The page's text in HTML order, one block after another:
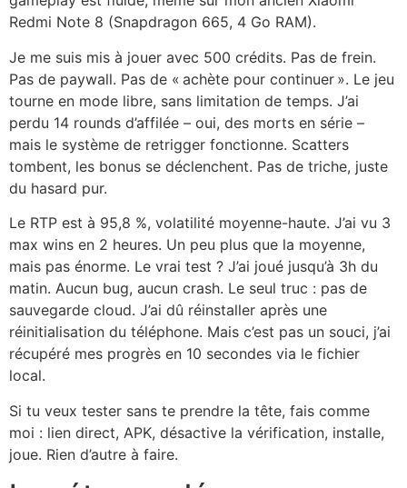
Redmi Note 8 (Snapdragon 665, 4 Go RAM).
Je me suis mis à jouer avec 500 crédits. Pas de frein.
Pas de paywall. Pas de « achète pour continuer ». Le jeu
tourne en mode libre, sans limitation de temps. J’ai
perdu 14 rounds d’affilée – oui, des morts en série –
mais le système de retrigger fonctionne. Scatters
tombent, les bonus se déclenchent. Pas de triche, juste
du hasard pur.
Le RTP est à 95,8 %, volatilité moyenne-haute. J’ai vu 3
max wins en 2 heures. Un peu plus que la moyenne,
mais pas énorme. Le vrai test ? J’ai joué jusqu’à 3h du
matin. Aucun bug, aucun crash. Le seul truc : pas de
sauvegarde cloud. J’ai dû réinstaller après une
réinitialisation du téléphone. Mais c’est pas un souci, j’ai
récupéré mes progrès en 10 secondes via le fichier
local.
Si tu veux tester sans te prendre la tête, fais comme
moi : lien direct, APK, désactive la vérification, installe,
joue. Rien d’autre à faire.